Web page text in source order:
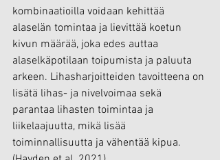
kombinaatioilla voidaan kehittää
alaselän tomintaa ja lievittää koetun
kivun määrää, joka edes auttaa
alaselkäpotilaan toipumista ja paluuta
arkeen. Lihasharjoitteiden tavoitteena on
lisätä lihas- ja nivelvoimaa sekä
parantaa lihasten toimintaa ja
liikelaajuutta, mikä lisää
toiminnallisuutta ja vähentää kipua.